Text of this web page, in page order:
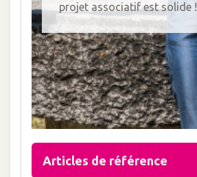
projet associatif est solide !
Articles de référence